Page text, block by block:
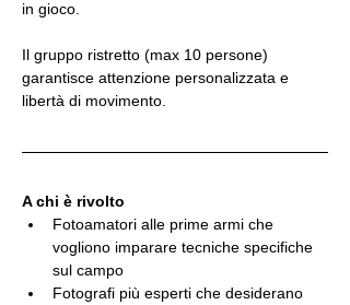
in gioco.
Il gruppo ristretto (max 10 persone)
garantisce attenzione personalizzata e
libertà di movimento.
A chi è rivolto
Fotoamatori alle prime armi che
vogliono imparare tecniche specifiche
sul campo
Fotografi più esperti che desiderano